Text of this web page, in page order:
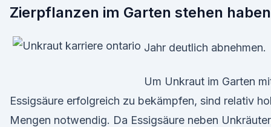
Zierpflanzen im Garten stehen
Jahr deutlich abnehmen.
Um Unkraut im Garten
Essigsäure erfolgreich zu bekämpfen, sind relativ
Mengen notwendig. Da Essigsäure neben